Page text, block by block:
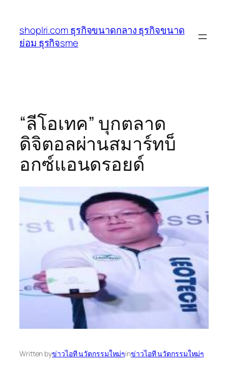
เนื้อหา
shoplri.com ธุรกิจขนาดกลาง ธุรกิจขนาด
ย่อม ธุรกิจsme
“ลีโอเทค” บุกตลาด
ดิจิตอลผ่านสมาร์ทบ็
อกซ์แอนดรอยด์
Written byข่าวไอที นวัตกรรมใหม่ๆinข่าวไอที นวัตกรรมใหม่ๆ